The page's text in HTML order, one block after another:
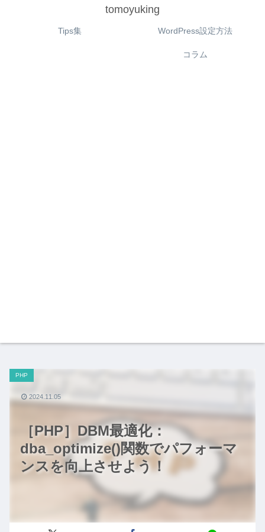
tomoyuking
Tips集 WordPress設定方法
コラム
［PHP］DBM最適化：
dba_optimize()関数でパフォーマ
ンスを向上させよう！
PHP
2024.11.05